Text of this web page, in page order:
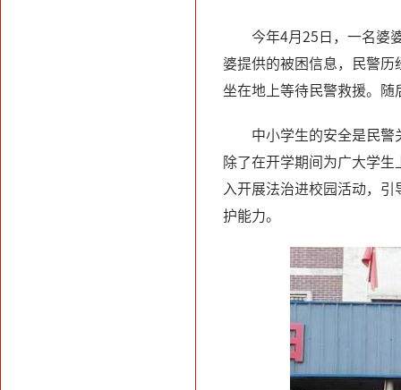
今年4月25日，一名婆
婆提供的被困信息，民警
坐在地上等待民警救援。
中小学生的安全是民
除了在开学期间为广大学
入开展法治进校园活动，
护能力。